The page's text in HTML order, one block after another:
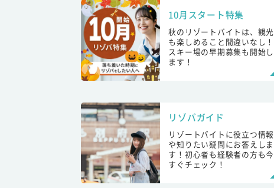
10月スタート特集
秋のリゾートバイトは、観光
も楽しめること間違いなし！
スキー場の早期募集も開始し
ます！
リゾバガイド
リゾートバイトに役立つ情報
や知りたい疑問にお答えしま
す！初心者も経験者の方も今
すぐチェック！